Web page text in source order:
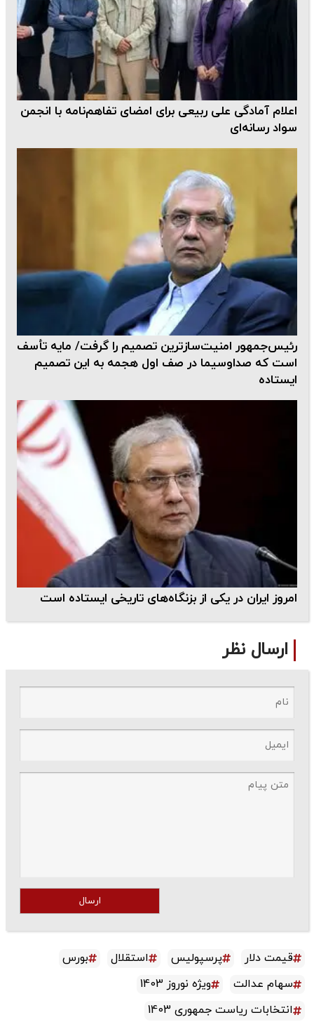
اعلام آمادگی علی ربیعی برای امضای تفاهم‌نامه با انجمن
سواد رسانه‌ای
رئیس‌جمهور امنیت‌سازترین تصمیم را گرفت/ مایه تأسف
است که صداوسیما در صف اول هجمه به این تصمیم
ایستاده
امروز ایران در یکی از بزنگاه‌های تاریخی ایستاده است
ارسال نظر
ارسال
قیمت دلار پرسپولیس استقلال
بورس
سهام عدالت
ویژه نوروز 1403
انتخابات ریاست جمهوری 1403